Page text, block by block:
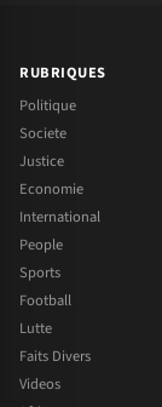
RUBRIQUES
Politique
Societe
Justice
Economie
International
People
Sports
Football
Lutte
Faits Divers
Videos